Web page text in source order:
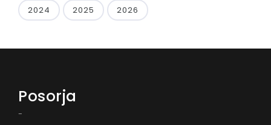
2024 2025 2026
Posorja
-